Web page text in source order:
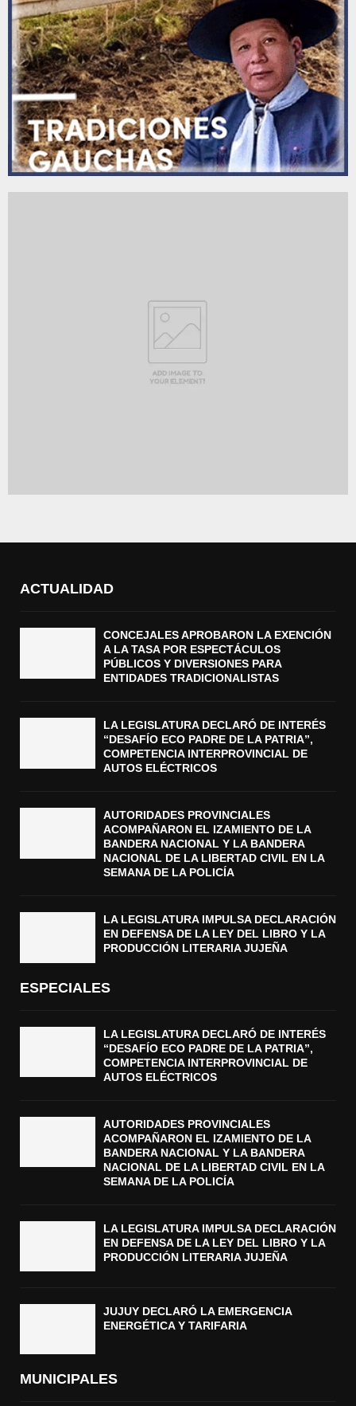
ACTUALIDAD
CONCEJALES APROBARON LA EXENCIÓN
A LA TASA POR ESPECTÁCULOS
PÚBLICOS Y DIVERSIONES PARA
ENTIDADES TRADICIONALISTAS
LA LEGISLATURA DECLARÓ DE INTERÉS
“DESAFÍO ECO PADRE DE LA PATRIA”,
COMPETENCIA INTERPROVINCIAL DE
AUTOS ELÉCTRICOS
AUTORIDADES PROVINCIALES
ACOMPAÑARON EL IZAMIENTO DE LA
BANDERA NACIONAL Y LA BANDERA
NACIONAL DE LA LIBERTAD CIVIL EN LA
SEMANA DE LA POLICÍA
LA LEGISLATURA IMPULSA DECLARACIÓN
EN DEFENSA DE LA LEY DEL LIBRO Y LA
PRODUCCIÓN LITERARIA JUJEÑA
ESPECIALES
LA LEGISLATURA DECLARÓ DE INTERÉS
“DESAFÍO ECO PADRE DE LA PATRIA”,
COMPETENCIA INTERPROVINCIAL DE
AUTOS ELÉCTRICOS
AUTORIDADES PROVINCIALES
ACOMPAÑARON EL IZAMIENTO DE LA
BANDERA NACIONAL Y LA BANDERA
NACIONAL DE LA LIBERTAD CIVIL EN LA
SEMANA DE LA POLICÍA
LA LEGISLATURA IMPULSA DECLARACIÓN
EN DEFENSA DE LA LEY DEL LIBRO Y LA
PRODUCCIÓN LITERARIA JUJEÑA
JUJUY DECLARÓ LA EMERGENCIA
ENERGÉTICA Y TARIFARIA
MUNICIPALES